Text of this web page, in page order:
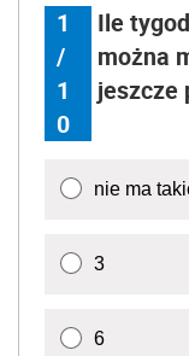
1
/
1
0
Ile
można
jeszcze
nie ma
3
6